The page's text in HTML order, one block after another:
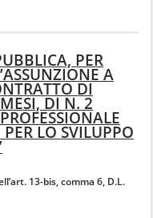
PER
A
DI
DI N. 2
LO SVILUPPO
13-bis, comma 6, D.L.